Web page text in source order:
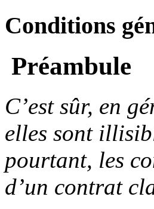
Conditions
Préambule
C’est sûr, en
elles sont
pourtant, les
d’un contrat